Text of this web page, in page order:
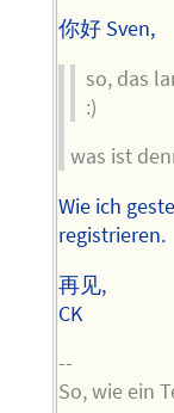
你好 Sven,
so, das
:)
was ist
Wie ich
registrieren.
再见,
CK
--
So, wie ein